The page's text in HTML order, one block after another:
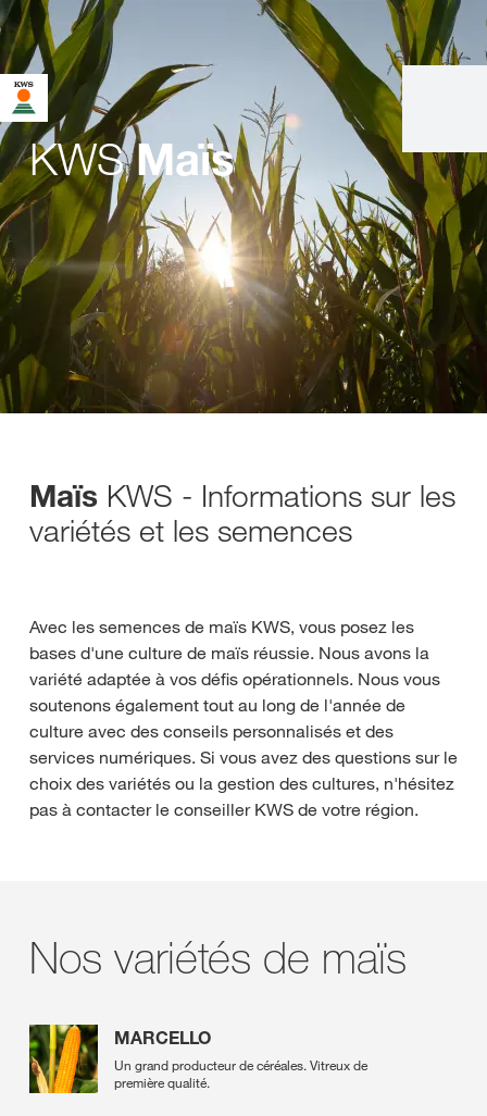
KWSMaïs
Maïs KWS - Informations sur les
variétés et les semences
Avec les semences de maïs KWS, vous posez les
bases d'une culture de maïs réussie. Nous avons la
variété adaptée à vos défis opérationnels. Nous vous
soutenons également tout au long de l'année de
culture avec des conseils personnalisés et des
services numériques. Si vous avez des questions sur le
choix des variétés ou la gestion des cultures, n'hésitez
pas à contacter le conseiller KWS de votre région.
Nos variétés de maïs
MARCELLO
Un grand producteur de céréales. Vitreux de
première qualité.